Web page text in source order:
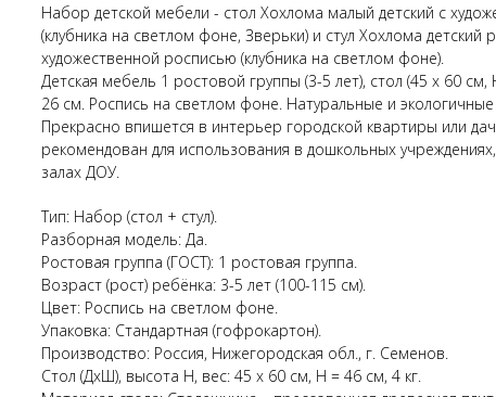
Набор детской мебели - стол Хохлома малый детский с
(клубника на светлом фоне, Зверьки) и стул Хохлома детский
художественной росписью (клубника на светлом фоне).
Детская мебель 1 ростовой группы (3-5 лет), стол (45 х 60 см,
26 см. Роспись на светлом фоне. Натуральные и
Прекрасно впишется в интерьер городской квартиры или
рекомендован для использования в дошкольных
залах ДОУ.
Тип: Набор (стол + стул).
Разборная модель: Да.
Ростовая группа (ГОСТ): 1 ростовая группа.
Возраст (рост) ребёнка: 3-5 лет (100-115 см).
Цвет: Роспись на светлом фоне.
Упаковка: Стандартная (гофрокартон).
Производство: Россия, Нижегородская обл., г. Семенов.
Стол (ДхШ), высота Н, вес: 45 х 60 см, Н = 46 см, 4 кг.